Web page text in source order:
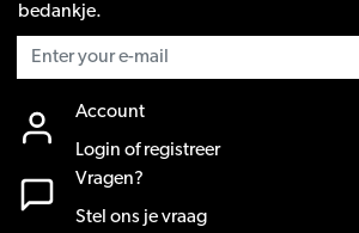
bedankje.
Account
Login of registreer
Vragen?
Stel ons je vraag